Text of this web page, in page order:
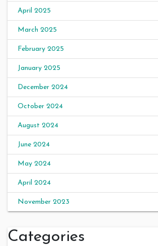
April 2025
March 2025
February 2025
January 2025
December 2024
October 2024
August 2024
June 2024
May 2024
April 2024
November 2023
Categories